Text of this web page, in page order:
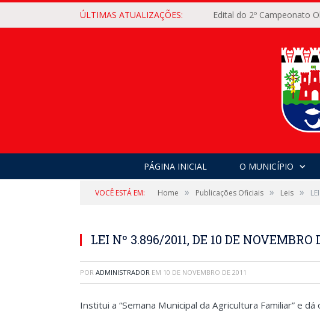
ÚLTIMAS ATUALIZAÇÕES: Edital do 2º Campeonato
PÁGINA INICIAL O MUNICÍPIO
VOCÊ ESTÁ EM: Home » Publicações Oficiais » Leis »
LEI Nº 3.896/2011, DE 10 DE NOVEMBRO
POR ADMINISTRADOR EM 10 DE NOVEMBRO DE 2011
Institui a “Semana Municipal da Agricultura Familiar” e